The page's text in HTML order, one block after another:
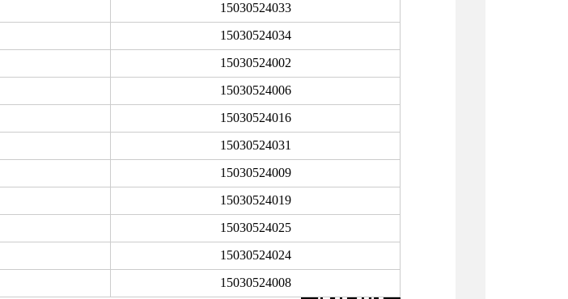
15030524033
15030524034
15030524002
15030524006
15030524016
15030524031
15030524009
15030524019
15030524025
15030524024
15030524008